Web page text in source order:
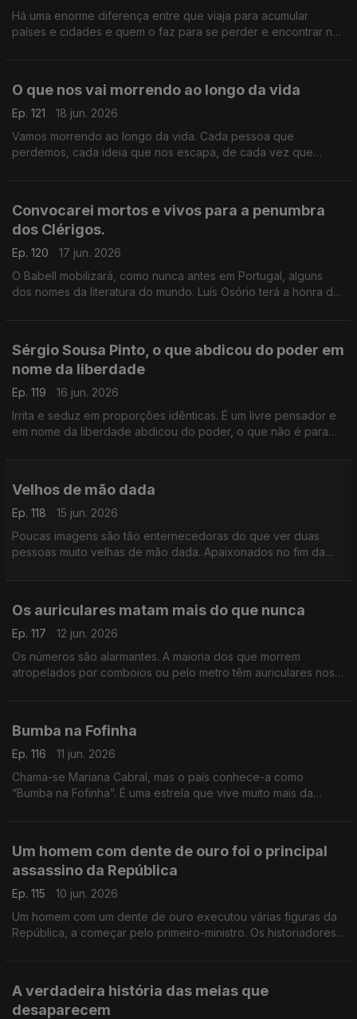
Há uma enorme diferença entre que viaja para acumular
países e cidades e quem o faz para se perder e encontrar nos
O que nos vai morrendo ao longo da vida
Ep. 121
18 jun. 2026
Vamos morrendo ao longo da vida. Cada pessoa que
perdemos, cada ideia que nos escapa, de cada vez que
Convocarei mortos e vivos para a penumbra
dos Clérigos.
Ep. 120
17 jun. 2026
O Babell mobilizará, como nunca antes em Portugal, alguns
dos nomes da literatura do mundo. Luís Osório terá a honra de
Sérgio Sousa Pinto, o que abdicou do poder em
nome da liberdade
Ep. 119
16 jun. 2026
Irrita e seduz em proporções idênticas. É um livre pensador e
em nome da liberdade abdicou do poder, o que não é para
Velhos de mão dada
Ep. 118
15 jun. 2026
Poucas imagens são tão enternecedoras do que ver duas
pessoas muito velhas de mão dada. Apaixonados no fim da
Os auriculares matam mais do que nunca
Ep. 117
12 jun. 2026
Os números são alarmantes. A maioria dos que morrem
atropelados por comboios ou pelo metro têm auriculares nos
Bumba na Fofinha
Ep. 116
11 jun. 2026
Chama-se Mariana Cabral, mas o país conhece-a como
“Bumba na Fofinha”. É uma estrela que vive muito mais da
Um homem com dente de ouro foi o principal
assassino da República
Ep. 115
10 jun. 2026
Um homem com um dente de ouro executou várias figuras da
República, a começar pelo primeiro-ministro. Os historiadores
A verdadeira história das meias que
desaparecem